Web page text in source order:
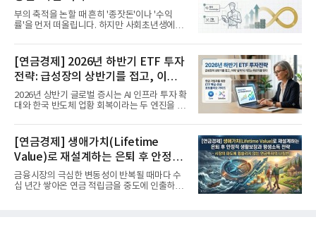
부의 축적을 논할 때 흔히 '종잣돈'이나 '수익
률'을 먼저 떠올립니다. 하지만 사회초년생에게
[연금경제] 2026년 하반기 ETF 투자
전략: 급성장의 상반기를 접고, 이제
'실적'이 가르는 하반기를 맞다
2026년 상반기 글로벌 증시는 AI 인프라 투자 확
대와 한국 반도체 업황 회복이라는 두 엔진을 달
[연금경제] 생애가치(Lifetime
Value)로 재설계하는 은퇴 후 안정적
생활보장과 평생소득 전략
금융시장의 극심한 변동성이 반복될 때마다 수
십 년간 쌓아온 연금 적립금을 중도에 인출하거